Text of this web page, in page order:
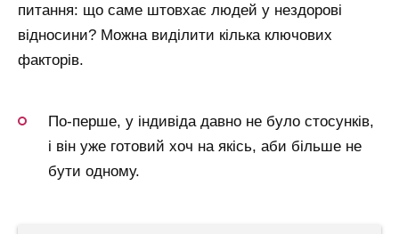
питання: що саме штовхає людей у нездорові
відносини? Можна виділити кілька ключових
факторів.
По-перше, у індивіда давно не було стосунків,
і він уже готовий хоч на якісь, аби більше не
бути одному.